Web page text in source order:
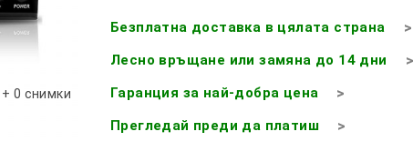
+ 0 снимки
Безплатна доставка в цялата страна
Лесно връщане или замяна до 14 дни
Гаранция за най-добра цена
Прегледай преди да платиш